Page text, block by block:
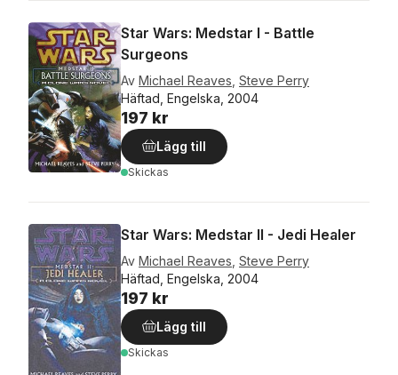
Star Wars: Medstar I - Battle
Surgeons
Av Michael Reaves Steve Perry
Häftad, Engelska, 2004
197 kr
Lägg till
Skickas
Star Wars: Medstar II - Jedi Healer
Av Michael Reaves Steve Perry
Häftad, Engelska, 2004
197 kr
Lägg till
Skickas